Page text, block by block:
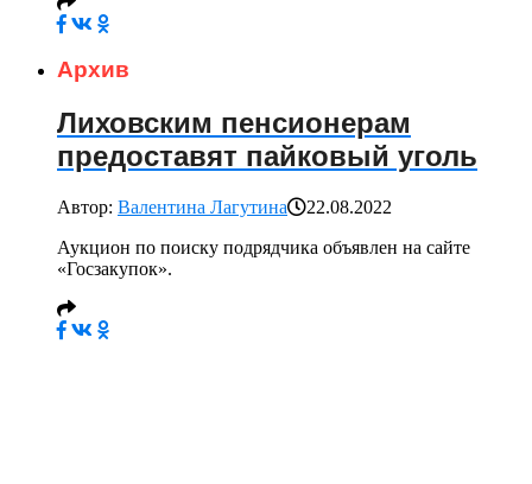
Архив
Лиховским пенсионерам
предоставят пайковый уголь
Автор: Валентина Лагутина
22.08.2022
Аукцион по поиску подрядчика объявлен на сайте
«Госзакупок».